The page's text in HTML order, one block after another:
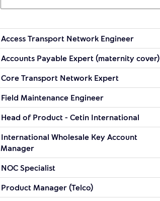
Access Transport Network Engineer
Accounts Payable Expert (maternity cover)
Core Transport Network Expert
Field Maintenance Engineer
Head of Product - Cetin International
International Wholesale Key Account
Manager
NOC Specialist
Product Manager (Telco)